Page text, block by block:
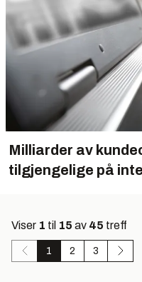
Milliarder av
tilgjengelige på
Viser 1 til 15 av 45 treff
1 2 3